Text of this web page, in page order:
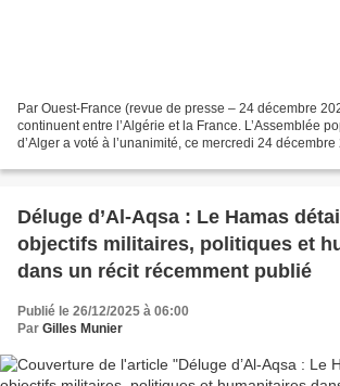
Par Ouest-France (revue de presse – 24 décembre
continuent entre l’Algérie et la France. L’Assemblée
d’Alger a voté à l’unanimité, ce mercredi 24 décembre
Déluge d’Al-Aqsa : Le Hamas
objectifs militaires, politiques et
dans un récit récemment publié
Publié le 26/12/2025 à 06:00
Par Gilles Munier